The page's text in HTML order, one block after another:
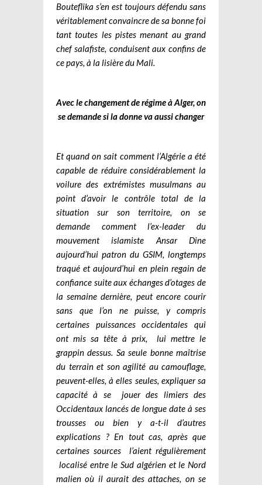
Bouteflika s’en est toujours défendu sans
véritablement convaincre de sa bonne foi
tant toutes les pistes menant au grand
chef salafiste, conduisent aux confins de
ce pays, à la lisière du Mali.
Avec le changement de régime à Alger, on
se demande si la donne va aussi changer
Et quand on sait comment l’Algérie a été
capable de réduire considérablement la
voilure des extrémistes musulmans au
point d’avoir le contrôle total de la
situation sur son territoire, on se
demande comment l’ex-leader du
mouvement islamiste Ansar Dine
aujourd’hui patron du GSIM, longtemps
traqué et aujourd’hui en plein regain de
confiance suite aux échanges d’otages de
la semaine dernière, peut encore courir
sans que l’on ne puisse, y compris
certaines puissances occidentales qui
ont mis sa tête à prix, lui mettre le
grappin dessus. Sa seule bonne maîtrise
du terrain et son agilité au camouflage,
peuvent-elles, à elles seules, expliquer sa
capacité à se jouer des limiers des
Occidentaux lancés de longue date à ses
trousses ou bien y a-t-il d’autres
explications ? En tout cas, après que
certaines sources l’aient régulièrement
localisé entre le Sud algérien et le Nord
malien où il aurait des attaches, on se